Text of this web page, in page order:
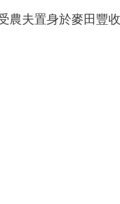
農夫置身於麥田豐收